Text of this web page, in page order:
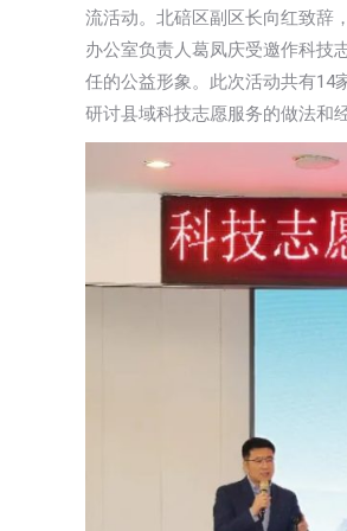
流活动。北碚区副区长向红致辞
办公室负责人葛凤庆受邀作科技
任的公益形象。此次活动共有14
研讨县域科技志愿服务的做法和